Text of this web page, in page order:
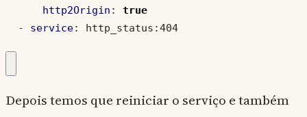
http2Origin :
true
- service: http_status:404
Depois temos que reiniciar o serviço e também